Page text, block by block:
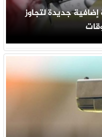
جديدة لتجاوز